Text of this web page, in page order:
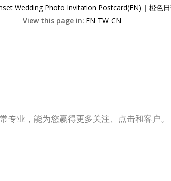
Wedding Photo Invitation Postcard(EN) | 橙色
View this page in: EN TW CN
业，能为您赢得更多关注、点击和客户。